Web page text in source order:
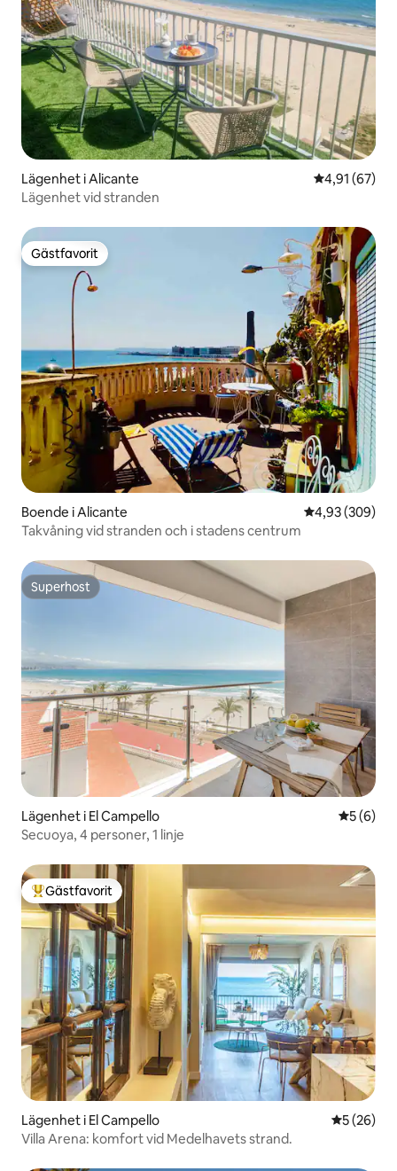
Lägenhet i Alicante 4,91 av 5 i
4,91 (67)
Lägenhet vid stranden
Gästfavorit
Gästfavorit
Boende i Alicante 4,93 av 5 i
4,93 (309)
Takvåning vid stranden och i stadens centrum
Superhost
Superhost
Lägenhet i El Campello 5 av 5 i
5 (6)
Secuoya, 4 personer, 1 linje
Populär gästfavorit
Gästfavorit
Lägenhet i El Campello 5 av 5 i
5 (26)
Villa Arena: komfort vid Medelhavets strand.